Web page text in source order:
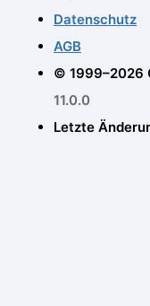
Aufnahme- und
Tastaturhelfer
Datenschutz
AGB
© 1999–2026
11.0.0
Letzte